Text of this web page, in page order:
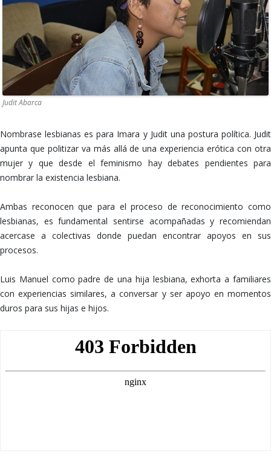
Judit Abarca
Nombrase lesbianas es para Imara y Judit una postura política. Judit
apunta que politizar va más allá de una experiencia erótica con otra
mujer y que desde el feminismo hay debates pendientes para
nombrar la existencia lesbiana.
Ambas reconocen que para el proceso de reconocimiento como
lesbianas, es fundamental sentirse acompañadas y recomiendan
acercase a colectivas donde puedan encontrar apoyos en sus
procesos.
Luis Manuel como padre de una hija lesbiana, exhorta a familiares
con experiencias similares, a conversar y ser apoyo en momentos
duros para sus hijas e hijos.